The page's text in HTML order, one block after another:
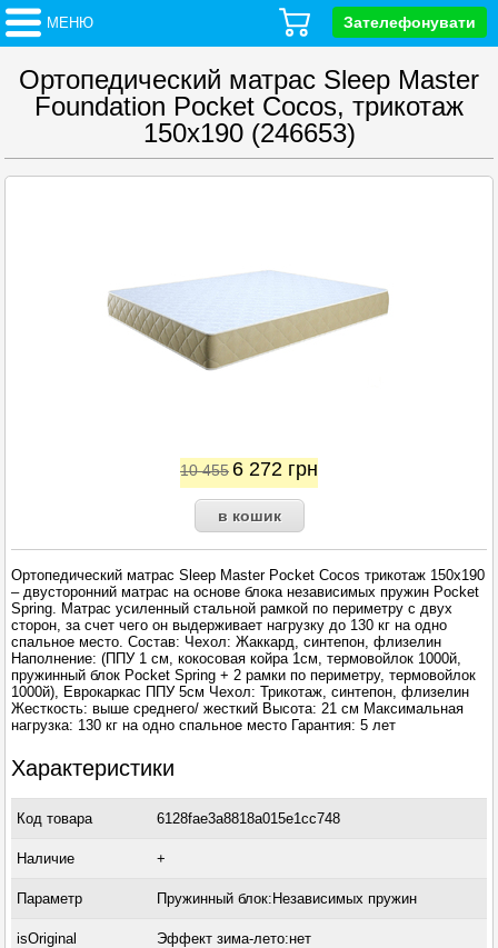
МЕНЮ Зателефонувати
Ортопедический матрас Sleep Master
Foundation Pocket Cocos, трикотаж
150x190 (246653)
10 455 6 272 грн
Ортопедический матрас Sleep Master Pocket Cocos трикотаж 150x190
– двусторонний матрас на основе блока независимых пружин Pocket
Spring. Матрас усиленный стальной рамкой по периметру с двух
сторон, за счет чего он выдерживает нагрузку до 130 кг на одно
спальное место. Состав: Чехол: Жаккард, синтепон, флизелин
Наполнение: (ППУ 1 см, кокосовая койра 1см, термовойлок 1000й,
пружинный блок Pocket Spring + 2 рамки по периметру, термовойлок
1000й), Еврокаркас ППУ 5см Чехол: Трикотаж, синтепон, флизелин
Жесткость: выше среднего/ жесткий Высота: 21 см Максимальная
нагрузка: 130 кг на одно спальное место Гарантия: 5 лет
Характеристики
Код товара 6128fae3a8818a015e1cc748
Наличие +
Параметр Пружинный блок:Независимых пружин
isOriginal Эффект зима-лето:нет